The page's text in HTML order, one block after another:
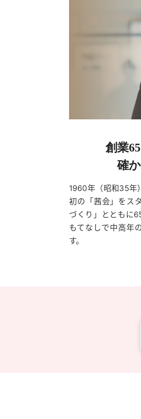
創業
確
1960年（昭和35年
初の「茜会」をス
づくり」とともに
もてなしで中高年
す。